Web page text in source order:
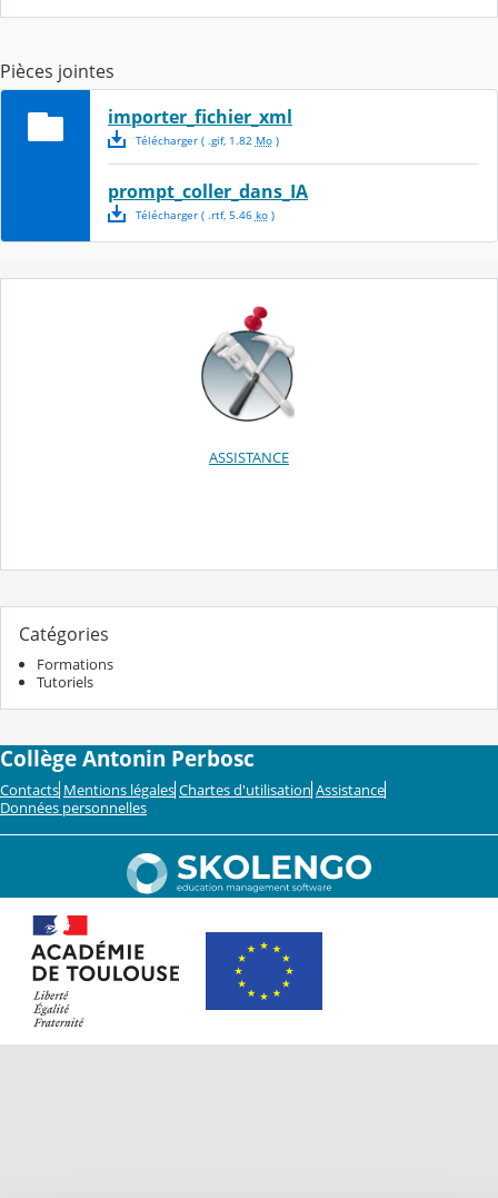
Pièces jointes
importer_fichier_xml
Télécharger( .gif, 1.82 Mo)
prompt_coller_dans_IA
Télécharger( .rtf, 5.46 ko)
ASSISTANCE
Catégories
Formations
Tutoriels
Collège Antonin Perbosc
Contacts Mentions légales Chartes d'utilisation Assistance
Données personnelles